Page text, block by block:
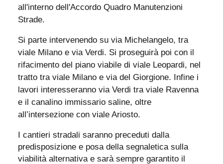
all'interno dell'Accordo Quadro Manutenzioni
Strade.
Si parte intervenendo su via Michelangelo, tra
viale Milano e via Verdi. Si proseguirà poi con il
rifacimento del piano viabile di viale Leopardi, nel
tratto tra viale Milano e via del Giorgione. Infine i
lavori interesseranno via Verdi tra viale Ravenna
e il canalino immissario saline, oltre
all’intersezione con viale Ariosto.
I cantieri stradali saranno preceduti dalla
predisposizione e posa della segnaletica sulla
viabilità alternativa e sarà sempre garantito il